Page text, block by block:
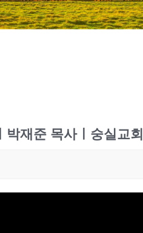
재준 목사ㅣ숭실교회